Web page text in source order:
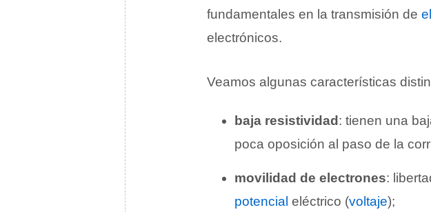
fundamentales en la transmisión de
electrónicos.
Veamos algunas características
baja resistividad : tienen una
poca oposición al paso de la
movilidad de electrones:
potencial eléctrico (voltaje);